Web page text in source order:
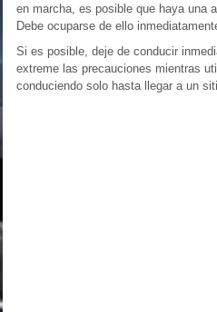
en marcha, es posible que haya una
Debe ocuparse de ello
Si es posible, deje de conducir
extreme las precauciones mientras
conduciendo solo hasta llegar a un